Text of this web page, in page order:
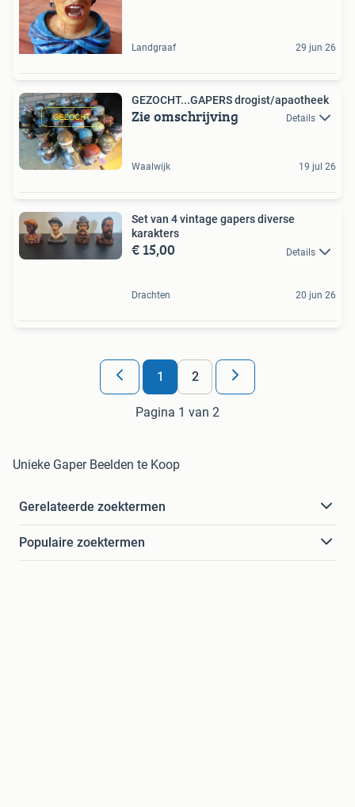
Landgraaf 29 jun 26
GEZOCHT...GAPERS drogist/apaotheek
Zie omschrijving Details
Waalwijk 19 jul 26
Set van 4 vintage gapers diverse
karakters
€ 15,00 Details
Drachten 20 jun 26
1 2
Pagina 1 van 2
Unieke Gaper Beelden te Koop
Gerelateerde zoektermen
Populaire zoektermen